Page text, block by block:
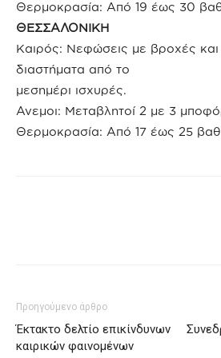
Θερμοκρασία: Από 19 έως 30
ΘΕΣΣΑΛΟΝΙΚΗ
Καιρός: Νεφώσεις με βροχές και
διαστήματα από το
μεσημέρι ισχυρές.
Ανεμοι: Μεταβλητοί 2 με 3
Θερμοκρασία: Από 17 έως 25
Προηγούμενο άρθρο
Έκτακτο δελτίο επικίνδυνων
καιρικών φαινομένων